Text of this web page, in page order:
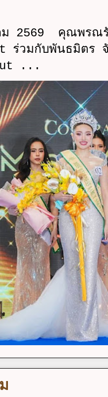
ม 2569 คุณพร
วมกับพันธมิตร จั
...